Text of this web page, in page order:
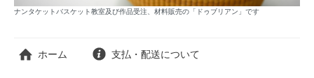
ナンタケットバスケット教室及び作品受注、材料販売の「ドゥブリアン」です
ホーム 支払・配送について